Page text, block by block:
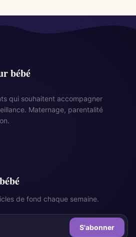
bébé
qui souhaitent accompagner
Maternage, parentalité
de fond chaque semaine.
S'abonner